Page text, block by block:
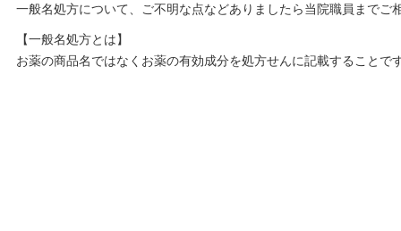
一般名処方について、ご不明な点などありましたら当院職員までご
【一般名処方とは】
お薬の商品名ではなくお薬の有効成分を処方せんに記載することで